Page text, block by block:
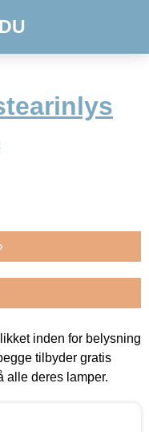
inden for belysning
tilbyder gratis
alle deres lamper.